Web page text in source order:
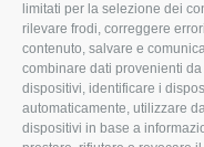
limitati per la selezione dei
rilevare frodi, correggere
contenuto, salvare e
combinare dati provenienti
dispositivi, identificare i
automaticamente, utilizzare
dispositivi in base a
Le Sedi di Zona
Agricoltori S.r.l.
Whistleblowing
Confagricoltura Rovigo
Agricoltori srl